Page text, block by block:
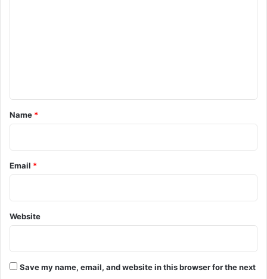
*
Name *
Email *
Website
Save my name, email, and website in this browser for the next